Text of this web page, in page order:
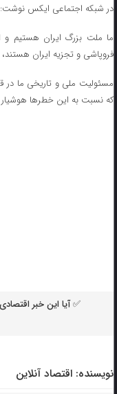
در شبکه اجتماعی ایکس نوشت:
ما ملت بزرگ ایران هستیم و
فروپاشی و تجزیه ایران هستند،
مسئولیت ملی و تاریخی ما در
که نسبت به این خطرها هوشیار
✅ آیا این خبر
نویسنده: اقتصاد آنلاین